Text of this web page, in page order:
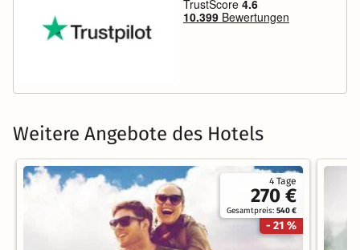
Weitere Angebote des Hotels
4 Tage
270 €
Gesamtpreis:540 €
- 21 %